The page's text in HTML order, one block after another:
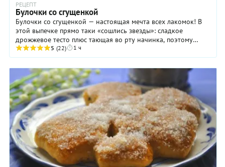
РЕЦЕПТ
Булочки со сгущенкой
Булочки со сгущенкой — настоящая мечта всех лакомок! В
этой выпечке прямо таки «сошлись звезды»: сладкое
дрожжевое тесто плюс тающая во рту начинка, поэтому
сдержать себя и съесть только одну штучку у ...
5 (22) 1 ч